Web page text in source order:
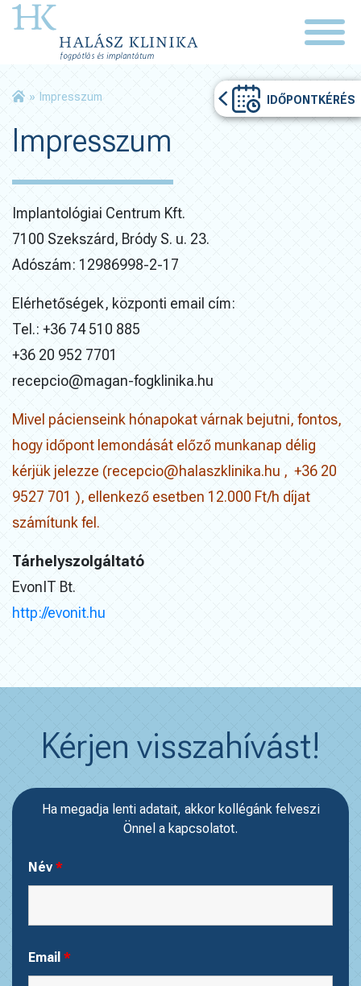
IDŐPONTKÉRÉS
» Impresszum
Impresszum
Implantológiai Centrum Kft.
7100 Szekszárd, Bródy S. u. 23.
Adószám: 12986998-2-17
Elérhetőségek, központi email cím:
Tel.: +36 74 510 885
+36 20 952 7701
recepcio@magan-fogklinika.hu
Mivel pácienseink hónapokat várnak bejutni, fontos,
hogy időpont lemondását előző munkanap délig
kérjük jelezze (recepcio@halaszklinika.hu , +36 20
9527 701 ), ellenkező esetben 12.000 Ft/h díjat
számítunk fel.
Tárhelyszolgáltató
EvonIT Bt.
http://evonit.hu
Kérjen visszahívást!
Ha megadja lenti adatait, akkor kollégánk felveszi
Önnel a kapcsolatot.
Név *
Email *